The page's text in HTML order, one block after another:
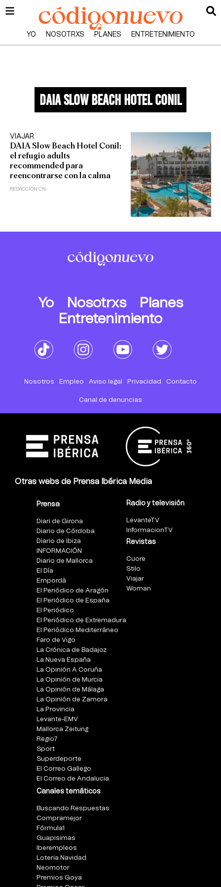
YO NOSOTRXS PLANES ENTRETENIMIENTO
Daia slow beach hotel conil
VIAJAR
DAIA Slow Beach Hotel Conil:
el refugio adults
recommended para
reencontrarse con la calma
REDACCIÓN CN
Yo Nosotrxs
Planes
Entretenimiento
Nosotros Empleo Aviso legal Privacidad Contacto
Canal de denuncias
Otras webs de Prensa Ibérica Media
Prensa
Diari de Girona
Diario de Córdoba
Diario de Ibiza
INFORMACIÓN
Diario de Mallorca
El Día
Empordà
El Periódico de Aragón
El Periódico de España
El Periódico
El Periódico de Extremadura
El Periódico Mediterráneo
Faro de Vigo
La Crónica de Badajoz
La Nueva España
La Opinión A Coruña
La Opinión de Murcia
La Opinión de Málaga
La Opinión de Zamora
La Provincia
Levante-EMV
Mallorca Zeitung
Regio7
Sport
Superdeporte
El Correo Gallego
El Correo de Andalucia
Canales temáticos
Buscando Respuestas
Compramejor
Fórmula1
Guapisimas
Iberempleos
Loteria Navidad
Neomotor
Premios Goya
Radio y televisión
LevanteTV
InformacionTV
Revistas
Cuore
Stilo
Viajar
Woman